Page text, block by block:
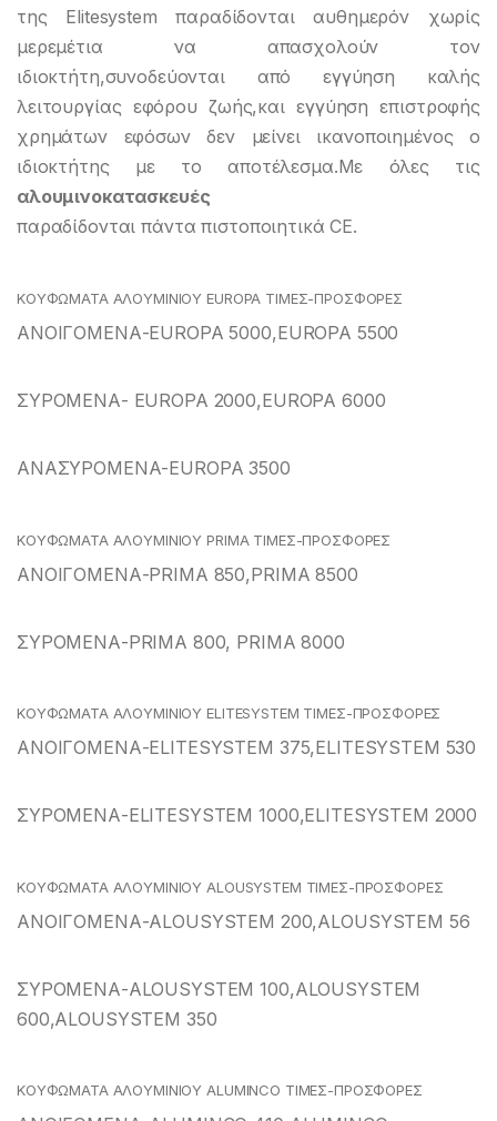
της Elitesystem παραδίδονται αυθημερόν χωρίς
μερεμέτια να απασχολούν τον
ιδιοκτήτη,συνοδεύονται από εγγύηση καλής
λειτουργίας εφόρου ζωής,και εγγύηση επιστροφής
χρημάτων εφόσων δεν μείνει ικανοποιημένος ο
ιδιοκτήτης με το αποτέλεσμα.Με όλες τις
αλουμινοκατασκευές
παραδίδονται πάντα πιστοποιητικά CE.
ΚΟΥΦΩΜΑΤΑ ΑΛΟΥΜΙΝΙΟΥ EUROPA ΤΙΜΕΣ-ΠΡΟΣΦΟΡΕΣ
ΑΝΟΙΓΟΜΕΝΑ-EUROPA 5000,EUROPA 5500
ΣΥΡΟΜΕΝΑ- EUROPA 2000,EUROPA 6000
ΑΝΑΣΥΡΟΜΕΝΑ-EUROPA 3500
ΚΟΥΦΩΜΑΤΑ ΑΛΟΥΜΙΝΙΟΥ PRIMA ΤΙΜΕΣ-ΠΡΟΣΦΟΡΕΣ
ΑΝΟΙΓΟΜΕΝΑ-PRIMA 850,PRIMA 8500
ΣΥΡΟΜΕΝΑ-PRIMA 800, PRIMA 8000
ΚΟΥΦΩΜΑΤΑ ΑΛΟΥΜΙΝΙΟΥ ELITESYSTEM ΤΙΜΕΣ-ΠΡΟΣΦΟΡΕΣ
ΑΝΟΙΓΟΜΕΝΑ-ELITESYSTEM 375,ELITESYSTEM 530
ΣΥΡΟΜΕΝΑ-ELITESYSTEM 1000,ELITESYSTEM 2000
ΚΟΥΦΩΜΑΤΑ ΑΛΟΥΜΙΝΙΟΥ ALOUSYSTEM ΤΙΜΕΣ-ΠΡΟΣΦΟΡΕΣ
ΑΝΟΙΓΟΜΕΝΑ-ALOUSYSTEM 200,ALOUSYSTEM 56
ΣΥΡΟΜΕΝΑ-ALOUSYSTEM 100,ALOUSYSTEM
600,ALOUSYSTEM 350
ΚΟΥΦΩΜΑΤΑ ΑΛΟΥΜΙΝΙΟΥ ALUMINCO ΤΙΜΕΣ-ΠΡΟΣΦΟΡΕΣ